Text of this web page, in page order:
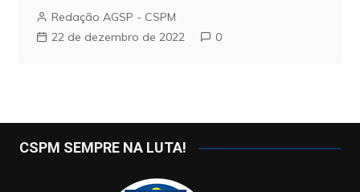
Redação AGSP - CSPM
22 de dezembro de 2022
0
CSPM SEMPRE NA LUTA!